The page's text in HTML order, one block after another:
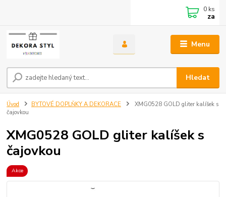
Menu
Hledat
0 ks
za
Úvod BYTOVÉ DOPLŇKY A DEKORACE
XMG0528 GOLD gliter kalíšek s
čajovkou
XMG0528 GOLD gliter kalíšek s
čajovkou
Akce